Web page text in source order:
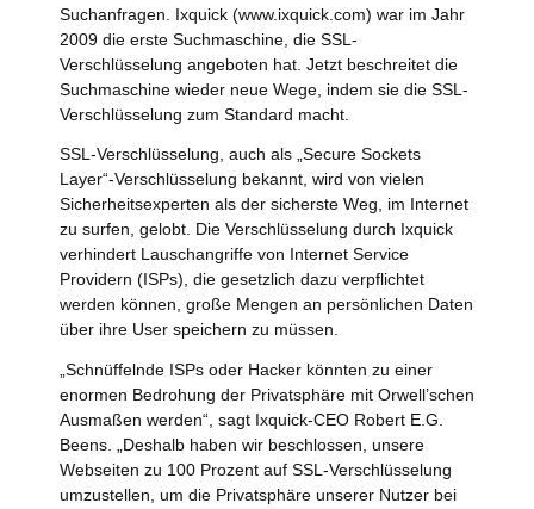
Suchanfragen. Ixquick (www.ixquick.com) war im Jahr
2009 die erste Suchmaschine, die SSL-
Verschlüsselung angeboten hat. Jetzt beschreitet die
Suchmaschine wieder neue Wege, indem sie die SSL-
Verschlüsselung zum Standard macht.
SSL-Verschlüsselung, auch als „Secure Sockets
Layer“-Verschlüsselung bekannt, wird von vielen
Sicherheitsexperten als der sicherste Weg, im Internet
zu surfen, gelobt. Die Verschlüsselung durch Ixquick
verhindert Lauschangriffe von Internet Service
Providern (ISPs), die gesetzlich dazu verpflichtet
werden können, große Mengen an persönlichen Daten
über ihre User speichern zu müssen.
„Schnüffelnde ISPs oder Hacker könnten zu einer
enormen Bedrohung der Privatsphäre mit Orwell’schen
Ausmaßen werden“, sagt Ixquick-CEO Robert E.G.
Beens. „Deshalb haben wir beschlossen, unsere
Webseiten zu 100 Prozent auf SSL-Verschlüsselung
umzustellen, um die Privatsphäre unserer Nutzer bei